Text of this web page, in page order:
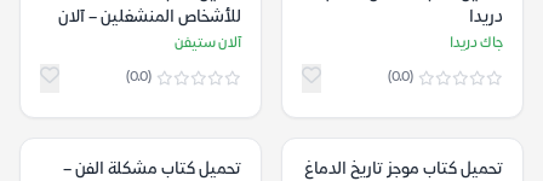
دريدا
جاك دريدا
(0.0)
للأشخاص المنشغلين – آلان
ستيفن
آلان ستيفن
(0.0)
تحميل كتاب موجز تاريخ الدماغ
تحميل كتاب مشكلة الفن –